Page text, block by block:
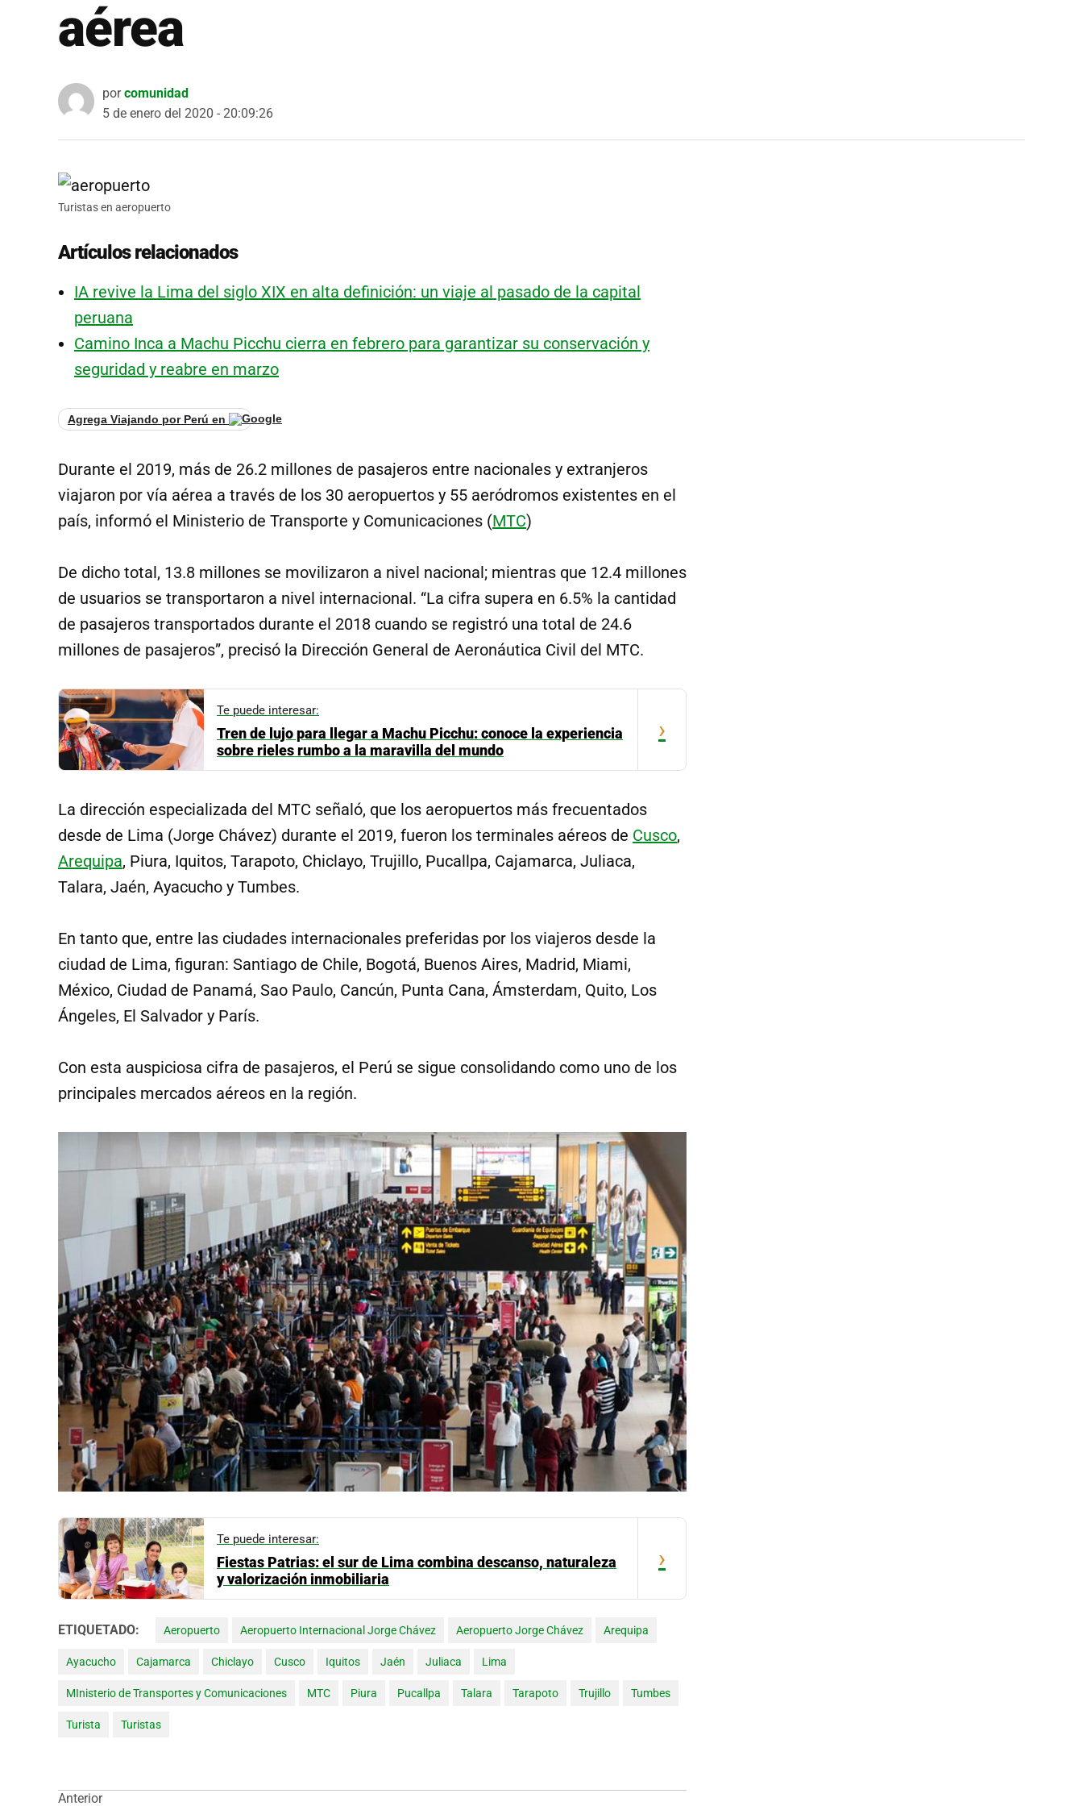
aérea
por comunidad
5 de enero del 2020 - 20:09:26
Turistas en aeropuerto
Artículos relacionados
IA revive la Lima del siglo XIX en alta definición: un viaje al pasado de la capital
peruana
Camino Inca a Machu Picchu cierra en febrero para garantizar su conservación y
seguridad y reabre en marzo
Agrega Viajando por Perú en
Durante el 2019, más de 26.2 millones de pasajeros entre nacionales y extranjeros
viajaron por vía aérea a través de los 30 aeropuertos y 55 aeródromos existentes en el
país, informó el Ministerio de Transporte y Comunicaciones (MTC)
De dicho total, 13.8 millones se movilizaron a nivel nacional; mientras que 12.4 millones
de usuarios se transportaron a nivel internacional. “La cifra supera en 6.5% la cantidad
de pasajeros transportados durante el 2018 cuando se registró una total de 24.6
millones de pasajeros”, precisó la Dirección General de Aeronáutica Civil del MTC.
Te puede interesar:
Tren de lujo para llegar a Machu Picchu: conoce la experiencia
sobre rieles rumbo a la maravilla del mundo
›
La dirección especializada del MTC señaló, que los aeropuertos más frecuentados
desde de Lima (Jorge Chávez) durante el 2019, fueron los terminales aéreos de Cusco,
Arequipa, Piura, Iquitos, Tarapoto, Chiclayo, Trujillo, Pucallpa, Cajamarca, Juliaca,
Talara, Jaén, Ayacucho y Tumbes.
En tanto que, entre las ciudades internacionales preferidas por los viajeros desde la
ciudad de Lima, figuran: Santiago de Chile, Bogotá, Buenos Aires, Madrid, Miami,
México, Ciudad de Panamá, Sao Paulo, Cancún, Punta Cana, Ámsterdam, Quito, Los
Ángeles, El Salvador y París.
Con esta auspiciosa cifra de pasajeros, el Perú se sigue consolidando como uno de los
principales mercados aéreos en la región.
Te puede interesar:
Fiestas Patrias: el sur de Lima combina descanso, naturaleza
y valorización inmobiliaria
›
ETIQUETADO: Aeropuerto Aeropuerto Internacional Jorge Chávez Aeropuerto Jorge Chávez Arequipa
Ayacucho Cajamarca Chiclayo Cusco Iquitos Jaén Juliaca Lima
MInisterio de Transportes y Comunicaciones MTC Piura Pucallpa Talara Tarapoto Trujillo Tumbes
Turista Turistas
Anterior